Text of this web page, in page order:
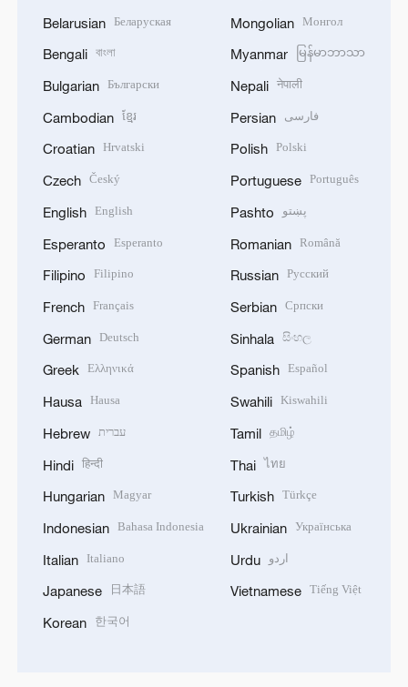
Belarusian Беларуская
Bengali বাংলা
Bulgarian Български
Cambodian ខ្មែរ
Croatian Hrvatski
Czech Český
English English
Esperanto Esperanto
Filipino Filipino
French Français
German Deutsch
Greek Ελληνικά
Hausa Hausa
Hebrew עברית
Hindi हिन्दी
Hungarian Magyar
Indonesian Bahasa Indonesia
Italian Italiano
Japanese 日本語
Korean 한국어
Mongolian Монгол
Myanmar မြန်မာဘာသာ
Nepali नेपाली
Persian فارسی
Polish Polski
Portuguese Português
Pashto پښتو
Romanian Română
Russian Русский
Serbian Српски
Sinhala සිංහල
Spanish Español
Swahili Kiswahili
Tamil தமிழ்
Thai ไทย
Turkish Türkçe
Ukrainian Українська
Urdu اردو
Vietnamese Tiếng Việt